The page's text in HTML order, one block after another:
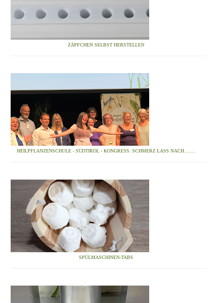
ZÄPFCHEN SELBST HERSTELLEN
HEILPFLANZENSCHULE - SÜDTIROL - KONGRESS: SCHMERZ LASS NACH........
SPÜLMASCHINEN-TABS